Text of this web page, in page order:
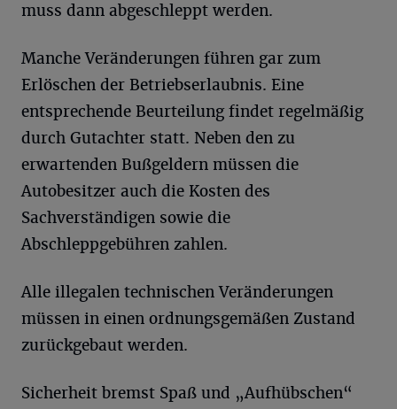
muss dann abgeschleppt werden.
Manche Veränderungen führen gar zum
Erlöschen der Betriebserlaubnis. Eine
entsprechende Beurteilung findet regelmäßig
durch Gutachter statt. Neben den zu
erwartenden Bußgeldern müssen die
Autobesitzer auch die Kosten des
Sachverständigen sowie die
Abschleppgebühren zahlen.
Alle illegalen technischen Veränderungen
müssen in einen ordnungsgemäßen Zustand
zurückgebaut werden.
Sicherheit bremst Spaß und „Aufhübschen“